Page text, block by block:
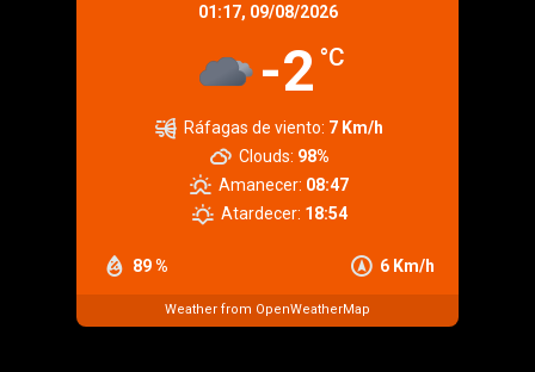
01:17, 09/08/2026
-2 °C
89 % 6 Km/h
Ráfagas de viento: 7 Km/h
Clouds: 98%
Amanecer: 08:47
Atardecer: 18:54
Weather from OpenWeatherMap